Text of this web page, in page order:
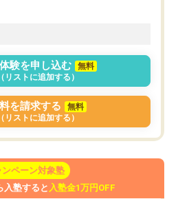
験を申し込む
無料
（リストに追加する）
を請求する
無料
（リストに追加する）
ンペーン対象塾
入塾すると入塾金1万円OFF